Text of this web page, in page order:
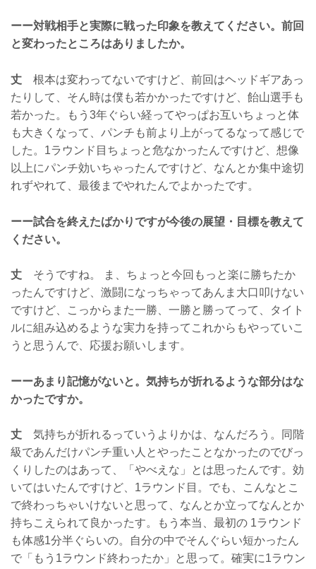
ーー対戦相手と実際に戦った印象を教えてください。前回
と変わったところはありましたか。
丈 根本は変わってないですけど、前回はヘッドギアあっ
たりして、そん時は僕も若かかったですけど、飴山選手も
若かった。もう3年ぐらい経ってやっぱお互いちょっと体
も大きくなって、パンチも前より上がってるなって感じで
した。1ラウンド目ちょっと危なかったんですけど、想像
以上にパンチ効いちゃったんですけど、なんとか集中途切
れずやれて、最後までやれたんでよかったです。
ーー試合を終えたばかりですが今後の展望・目標を教えて
ください。
丈 そうですね。 ま、ちょっと今回もっと楽に勝ちたか
ったんですけど、激闘になっちゃってあんま大口叩けない
ですけど、こっからまた一勝、一勝と勝ってって、タイト
ルに組み込めるような実力を持ってこれからもやっていこ
うと思うんで、応援お願いします。
ーーあまり記憶がないと。気持ちが折れるような部分はな
かったですか。
丈 気持ちが折れるっていうよりかは、なんだろう。同階
級であんだけパンチ重い人とやったことなかったのでびっ
くりしたのはあって、「やべえな」とは思ったんです。効
いてはいたんですけど、1ラウンド目。でも、こんなとこ
で終わっちゃいけないと思って、なんとか立ってなんとか
持ちこえられて良かったす。もう本当、最初の 1ラウンド
も体感1分半ぐらいの。自分の中でそんぐらい短かったん
で「もう1ラウンド終わったか」と思って。確実に1ラウン